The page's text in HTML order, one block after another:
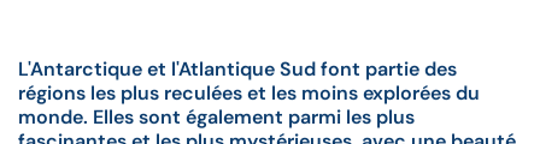
L'Antarctique et l'Atlantique Sud font partie des
régions les plus reculées et les moins explorées du
monde. Elles sont également parmi les plus